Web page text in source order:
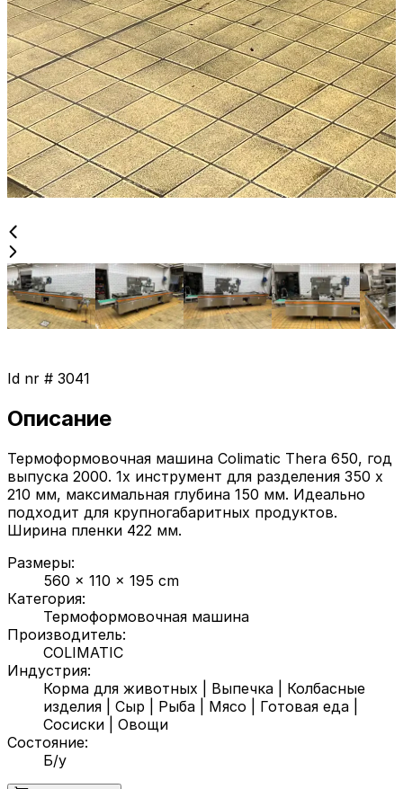
Id nr # 3041
Описание
Термоформовочная машина Colimatic Thera 650, год
выпуска 2000. 1x инструмент для разделения 350 x
210 мм, максимальная глубина 150 мм. Идеально
подходит для крупногабаритных продуктов.
Ширина пленки 422 мм.
Размеры:
560 x 110 x 195 cm
Категория:
Термоформовочная машина
Производитель:
COLIMATIC
Индустрия:
Корма для животных
Выпечка
Колбасные
изделия
Сыр Рыба Мясо Готовая еда
Сосиски
Овощи
Состояние:
Б/у